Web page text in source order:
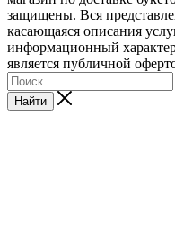
защищены. Вся
касающаяся описания
информационный
является публичной
Найти